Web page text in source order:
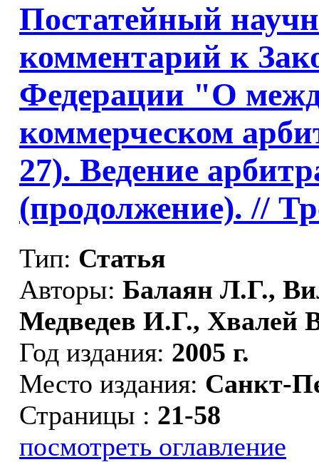
Постатейный
комментарий к
Федерации "О
коммерческом
27). Ведение
(продолжение). //
Тип: Статья
Авторы: Балаян Л.Г.,
Медведев И.Г., Хвалей
Год издания: 2005 г.
Место издания: Санкт-
Страницы : 21-58
посмотреть оглавление